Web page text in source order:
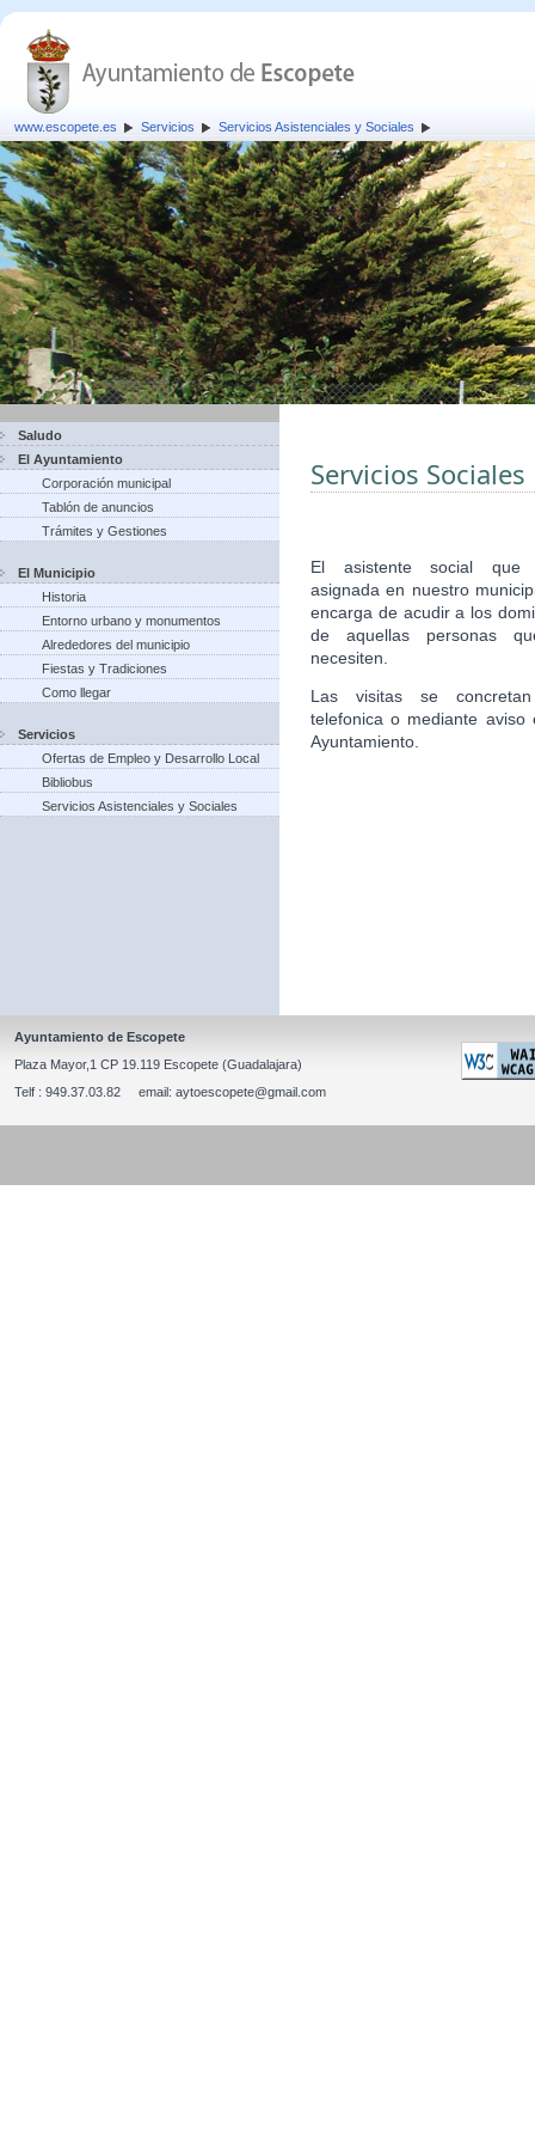
www.escopete.es Servicios Servicios Asistenciales y Sociales
Saludo
El Ayuntamiento
Corporación municipal
Tablón de anuncios
Trámites y Gestiones
El Municipio
Historia
Entorno urbano y monumentos
Alrededores del municipio
Fiestas y Tradiciones
Como llegar
Servicios
Ofertas de Empleo y Desarrollo Local
Bibliobus
Servicios Asistenciales y Sociales
Servicios Sociales
El asistente social que
asignada en nuestro
encarga de acudir a los
de aquellas personas
necesiten.
Las visitas se
telefonica o mediante aviso
Ayuntamiento.
Ayuntamiento de Escopete
Plaza Mayor,1 CP 19.119 Escopete (Guadalajara)
Telf : 949.37.03.82 email: aytoescopete@gmail.com